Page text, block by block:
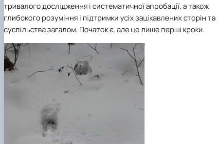
тривалого дослідження і систематичної апробації, а також
глибокого розуміння і підтримки усіх зацікавлених сторін та
суспільства загалом. Початок є, але це лише перші кроки.